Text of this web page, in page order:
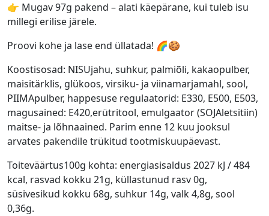
👉 Mugav 97g pakend – alati käepärane, kui tuleb isu
millegi erilise järele.
Proovi kohe ja lase end üllatada! 🌈🍪
Koostisosad: NISUjahu, suhkur, palmiõli, kakaopulber,
maisitärklis, glükoos, virsiku- ja viinamarjamahl, sool,
PIIMApulber, happesuse regulaatorid: E330, E500, E503,
magusained: E420,erütritool, emulgaator (SOJAletsitiin)
maitse- ja lõhnaained. Parim enne 12 kuu jooksul
arvates pakendile trükitud tootmiskuupäevast.
Toiteväärtus100g kohta: energiasisaldus 2027 kJ / 484
kcal, rasvad kokku 21g, küllastunud rasv 0g,
süsivesikud kokku 68g, suhkur 14g, valk 4,8g, sool
0,36g.